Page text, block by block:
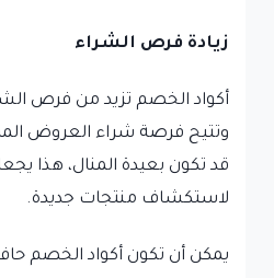
زيادة فرص الشراء
أكواد الخصم تزيد من فرص
وتتيح فرصة شراء العروض
قد تكون بعيدة المنال، هذا
لاستكشاف منتجات جديدة.
يمكن أن تكون أكواد الخصم